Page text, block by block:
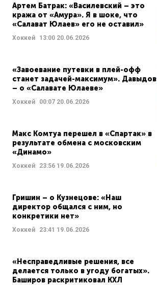
Артем Батрак: «Василевский – это
кража от «Амура». Я в шоке, что
«Салават Юлаев» его не оставил»
Хоккей 13:00 20.06.2026
«Завоевание путевки в плей-офф
станет задачей-максимум». Давыдов
– о «Салавате Юлаеве»
Хоккей 00:07 20.06.2026
Макс Комтуа перешел в «Спартак» в
результате обмена с московским
«Динамо»
Хоккей 23:56 19.06.2026
Гришин – о Кузнецове: «Наш
директор общался с ним, но
конкретики нет»
Хоккей 23:41 19.06.2026
«Несправедливые решения, все
делается только в угоду богатых».
Баширов раскритиковал КХЛ